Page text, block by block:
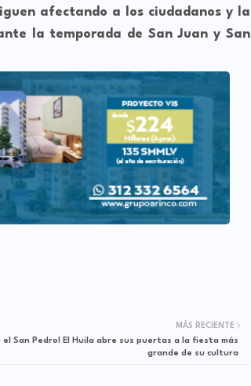
afectando a los ciudadanos y la
la temporada de San Juan y San
MÁS RECIENTE
el San Pedro! El Huila abre sus puertas a la fiesta más
grande de su cultura